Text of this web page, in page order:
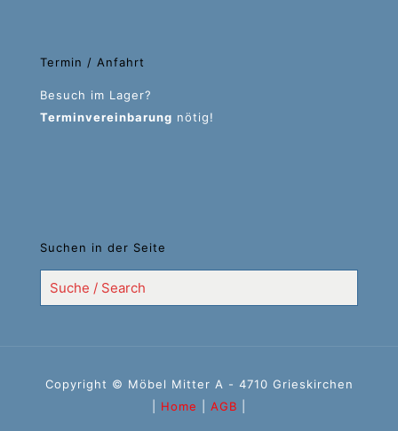
Termin / Anfahrt
Besuch im Lager?
Terminvereinbarung nötig!
Suchen in der Seite
Copyright © Möbel Mitter A - 4710 Grieskirchen
Home AGB